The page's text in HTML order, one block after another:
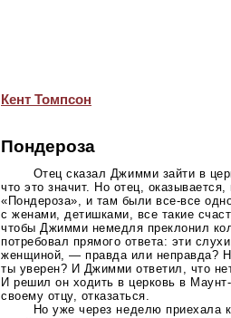
Кент Томпсон
Пондероза
Отец сказал Джимми зайти в
что это значит. Но отец,
«Пондероза», и там быливсе-все
с женами, детишками, все такие
чтобы Джимми немедля преклонил
потребовал прямого ответа: эти
женщиной, — правда или неправда?
ты уверен? И Джимми ответил, что
И решил он ходить в церковь в
своему отцу, отказаться.
Но уже через неделю приехала